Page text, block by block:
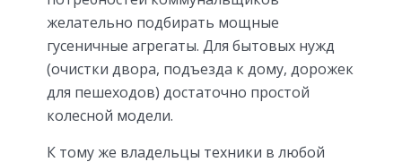
желательно подбирать мощные
гусеничные агрегаты. Для бытовых нужд
(очистки двора, подъезда к дому, дорожек
для пешеходов) достаточно простой
колесной модели.
К тому же владельцы техники в любой